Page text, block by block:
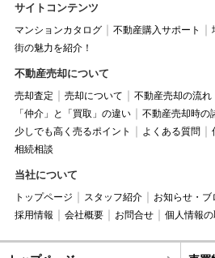
サイトコンテンツ
マンションカタログ 不動産購入サポート
街の魅力を紹介！
不動産売却について
売却査定 売却について
不動産売却の流れ
「仲介」と「買取」の違い
不動産売却時の
少しでも高く売るポイント
よくある質問
相続相談
当社について
トップページ スタッフ紹介 お知らせ・ブ
採用情報
会社概要 お問合せ 個人情報